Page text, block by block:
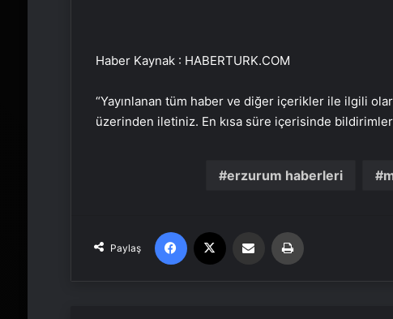
Haber Kaynak : HABERTURK.COM
“Yayınlanan tüm haber ve diğer içerikler ile ilgili
üzerinden iletiniz. En kısa süre içerisinde
erzurum haberleri
Paylaş
Facebook Email'den paylaş